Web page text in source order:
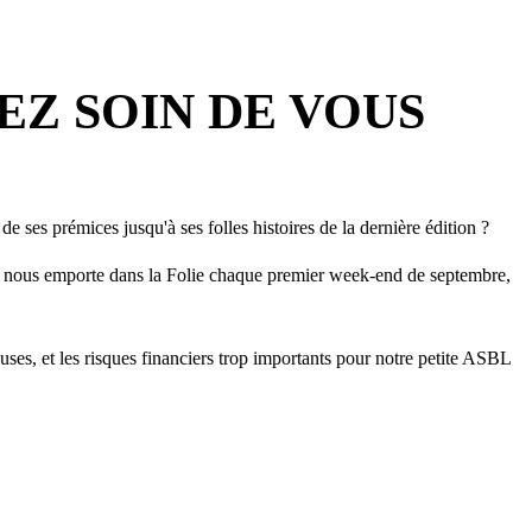
SOIN DE VOUS
de ses prémices jusqu'à ses folles histoires de la dernière édition ?
emporte dans la Folie chaque premier week-end de septembre,
et les risques financiers trop importants pour notre petite ASBL